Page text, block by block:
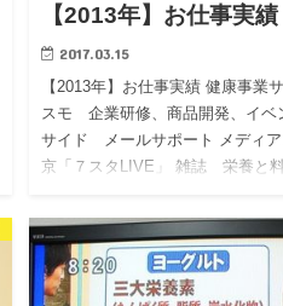
【2013年】お仕事実績
2017.03.15
【2013年】お仕事実績 健康事業
スモ 企業研修、商品開発、イベ
サイド メールサポート メディ
京「７スタLIVE」 雑誌 栄養と